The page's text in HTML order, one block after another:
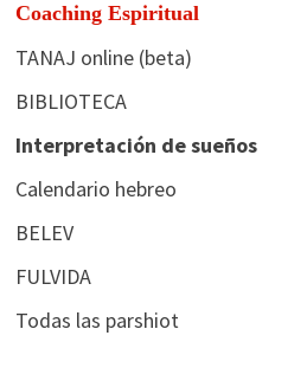
Coaching Espiritual
TANAJ online (beta)
BIBLIOTECA
Interpretación de sueños
Calendario hebreo
BELEV
FULVIDA
Todas las parshiot